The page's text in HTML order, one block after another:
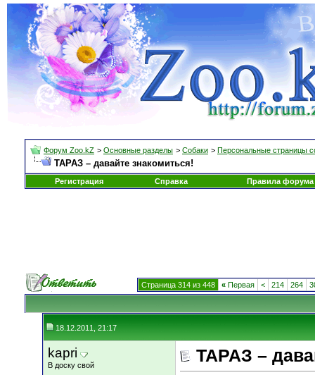
Форум Zoo.kZ > Основные разделы > Собаки > Персональные страницы
ТАРАЗ – давайте знакомиться!
Регистрация Справка Правила форума
Страница 314 из 448 « Первая < 214 264
18.12.2011, 21:17
kapri
В доску свой ТАРАЗ –